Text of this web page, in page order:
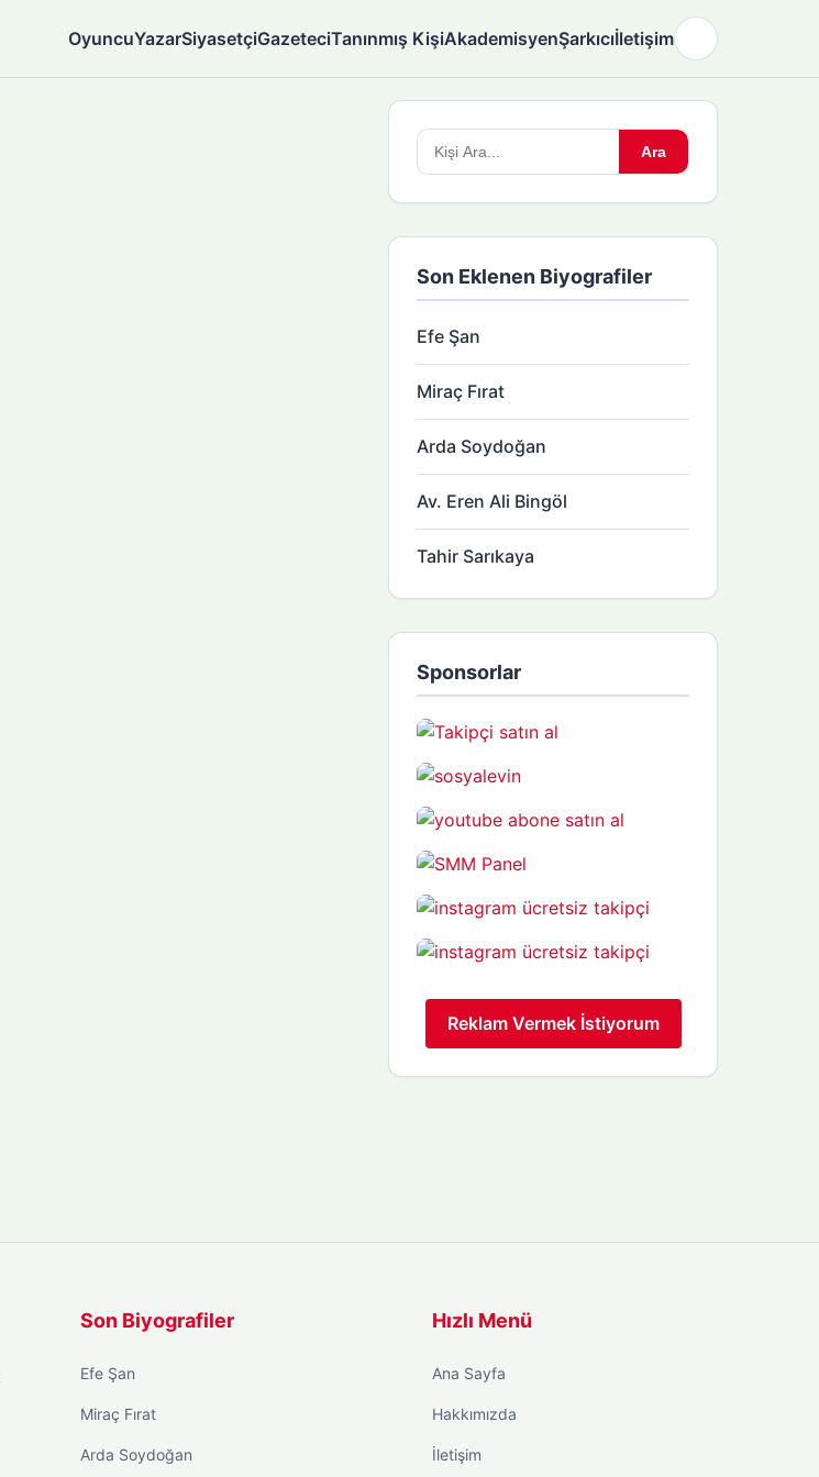
OyuncuYazarSiyasetçiGazeteciTanınmış KişiAkademisyenŞarkıcıİletişim
Arama
yapın:
Ara
Son Eklenen Biyografiler
Efe Şan
Miraç Fırat
Arda Soydoğan
Av. Eren Ali Bingöl
Tahir Sarıkaya
Sponsorlar
Reklam Vermek İstiyorum
Son Biyografiler
Efe Şan
Miraç Fırat
Arda Soydoğan
Hızlı Menü
Ana Sayfa
Hakkımızda
İletişim